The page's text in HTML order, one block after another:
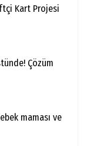
Kart Projesi
Çözüm
maması ve